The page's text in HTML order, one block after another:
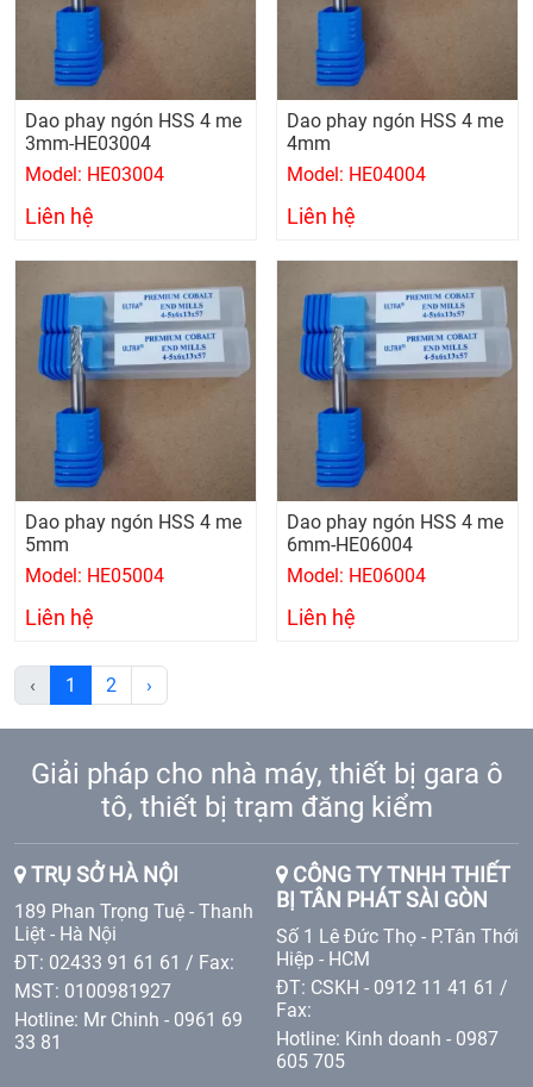
Dao phay ngón HSS 4 me
3mm-HE03004
Model: HE03004
Liên hệ
Dao phay ngón HSS 4 me
4mm
Model: HE04004
Liên hệ
Dao phay ngón HSS 4 me
5mm
Model: HE05004
Liên hệ
Dao phay ngón HSS 4 me
6mm-HE06004
Model: HE06004
Liên hệ
‹ 1 2 ›
Giải pháp cho nhà máy, thiết bị gara ô
tô, thiết bị trạm đăng kiểm
TRỤ SỞ HÀ NỘI
189 Phan Trọng Tuệ - Thanh
Liệt - Hà Nội
ĐT: 02433 91 61 61 / Fax:
MST: 0100981927
Hotline: Mr Chinh - 0961 69
33 81
CÔNG TY TNHH THIẾT
BỊ TÂN PHÁT SÀI GÒN
Số 1 Lê Đức Thọ - P.Tân Thới
Hiệp - HCM
ĐT: CSKH - 0912 11 41 61 /
Fax:
Hotline: Kinh doanh - 0987
605 705